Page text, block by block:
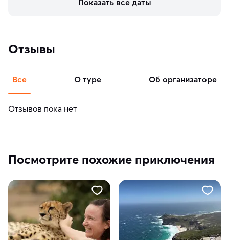
Отзывы
Все о туре об организаторе
Отзывов пока нет
Посмотрите похожие приключения